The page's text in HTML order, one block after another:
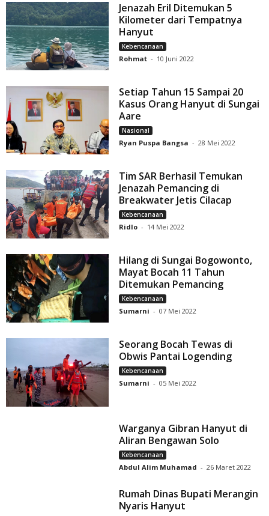
Jenazah Eril Ditemukan 5
Kilometer dari Tempatnya
Hanyut
Kebencanaan
Rohmat - 10 Juni 2022
Setiap Tahun 15 Sampai 20
Kasus Orang Hanyut di Sungai
Aare
Nasional
Ryan Puspa Bangsa - 28 Mei 2022
Tim SAR Berhasil Temukan
Jenazah Pemancing di
Breakwater Jetis Cilacap
Kebencanaan
Ridlo - 14 Mei 2022
Hilang di Sungai Bogowonto,
Mayat Bocah 11 Tahun
Ditemukan Pemancing
Kebencanaan
Sumarni - 07 Mei 2022
Seorang Bocah Tewas di
Obwis Pantai Logending
Kebencanaan
Sumarni - 05 Mei 2022
Warganya Gibran Hanyut di
Aliran Bengawan Solo
Kebencanaan
Abdul Alim Muhamad - 26 Maret 2022
Rumah Dinas Bupati Merangin
Nyaris Hanyut